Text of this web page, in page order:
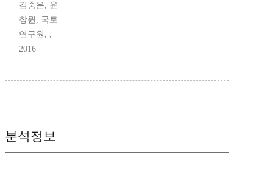
김중은, 윤
창원, 국토
연구원, ,
2016
분석정보